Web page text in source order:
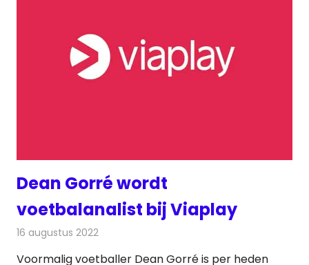
Dean Gorré wordt
voetbalanalist bij Viaplay
16 augustus 2022
Voormalig voetballer Dean Gorré is per heden